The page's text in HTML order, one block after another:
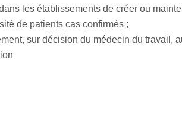
les établissements de créer ou
de patients cas confirmés ;
sur décision du médecin du travail,